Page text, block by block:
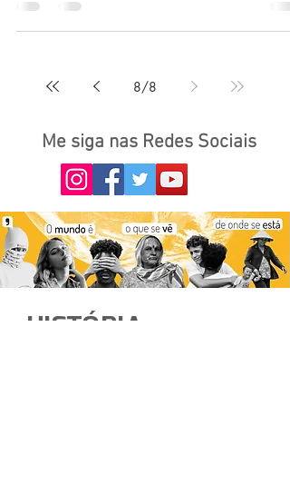
Sistema Público de Saúde – Será que
têm jeito?
8 / 8
Me siga nas Redes Sociais